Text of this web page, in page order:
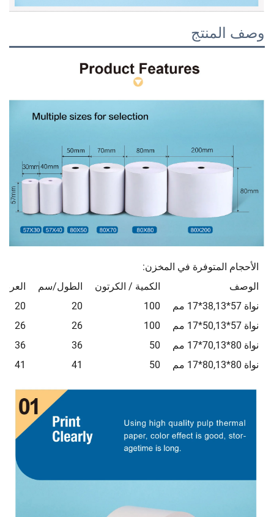
وصف المنتج
الأحجام المتوفرة في المخزن:
الوصف
الكمية / الكرتون الطول/سم
نواة 57*38,13*17 مم
100
20
20
نواة 57*50,13*17 مم
100
26
26
نواة 80*70,13*17 مم
50
36
36
نواة 80*80,13*17 مم
50
41
41